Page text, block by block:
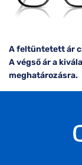
A feltüntetett ár
A végső ár a
meghatározásra.